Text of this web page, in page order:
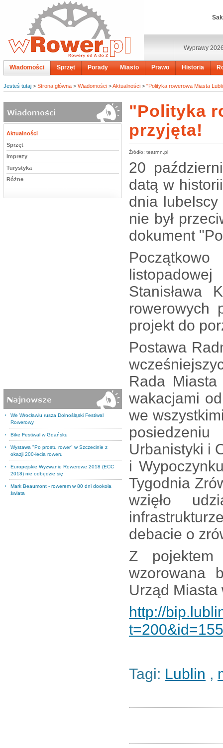
Wyprawy
Wiadomości Sprzęt Porady Miasto Prawo Historia
Jesteś tutaj > Strona główna > Wiadomości >Aktualności > "Polityka rowerowa Miasta
Aktualności
Sprzęt
Imprezy
Turystyka
Różne
We Wrocławiu rusza Dolnośląski Festiwal
Rowerowy
Bike Festiwal w Gdańsku
Wystawa "Po prostu rower" w Szczecinie z
okazji 200-lecia roweru
Europejskie Wyzwanie Rowerowe 2018 (ECC
2018) nie odbędzie się
Mark Beaumont - rowerem w 80 dni dookoła
świata
"Polityka
przyjęta!
Źródło: teatrnn.pl
20
datą w
dnia lubelscy
nie był
dokument
Stanisława
rowerowych
projekt do
Postawa
Rada
wakacjami
we
posiedzeniu
Urbanistyki i
i
Tygodnia
wzięło
debacie o
Z pojektem
wzorowana
Urząd Miasta
http://
Tagi: Lublin ,